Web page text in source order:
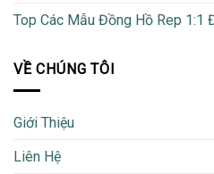
Top Các Mẫu Đồng Hồ Rep 1:1
VỀ CHÚNG TÔI
Giới Thiệu
Liên Hệ